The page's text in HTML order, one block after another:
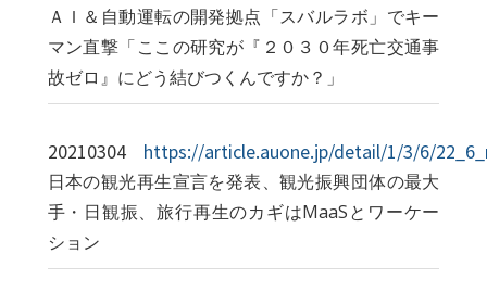
ＡＩ＆自動運転の開発拠点「スバルラボ」でキー
マン直撃「ここの研究が『２０３０年死亡交通事
故ゼロ』にどう結びつくんですか？」
20210304 https://article.auone.jp/detail/1/3/6/
日本の観光再生宣言を発表、観光振興団体の最大
手・日観振、旅行再生のカギはMaaSとワーケー
ション